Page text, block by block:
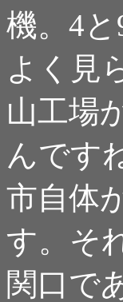
機。4
よく見
山工場
んです
市自体
す。そ
関口で